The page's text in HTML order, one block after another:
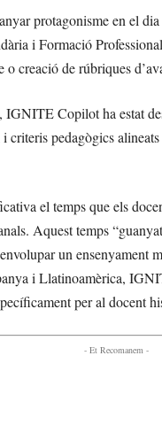
protagonisme en el
i Formació
o creació de rúbriques
Copilot ha estat
pedagògics
el temps que els
Aquest temps
un ensenyament
i Llatinoamèrica,
per al docent
- Et Recomanem -